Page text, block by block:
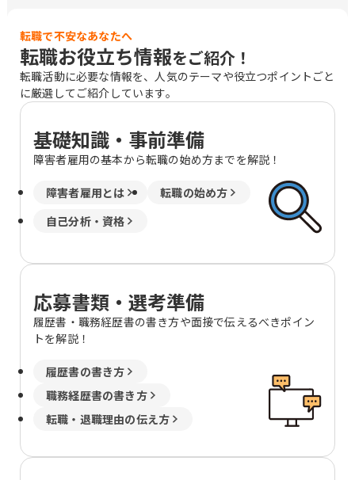
イビル2階 船橋市本町2-4-10 明治安田
生命船橋ビル2階 柏市末広町14-1 ＳＫ
柏ビル5階 成田市花崎町801 成田ＴＴビ
ル3階 北海道 旭川市三条通9丁目左1号
旭川三条緑橋ビル6階 苫小牧市表町2-1-
2-5 明治安田生命函館ビル1階 釧路市北
大通10-2-1 新釧路道銀ビル10階 青森 八
山形 山形市香澄町2-2-36 山形センター
山2階 いわき市平大町7-2 明治安田生命
海上日動ビルディング4階 新潟 新潟市中
央区東大通1-3-8明治安田生命新潟駅前
13-33 JR金沢駅西第三NKビル5階 福井
福井市大手2-7-15 明治安田生命福井ビ
田生命長野ビル4階 松本市大手3-4-5明
駿河区森下町1-35静岡ＭＹタワー5階 沼
転職で不安なあなたへ
転職お役立ち情報をご紹介！
転職活動に必要な情報を、人気のテーマや役立つポイントごと
に厳選してご紹介しています。
基礎知識・事前準備
障害者雇用の基本から転職の始め方までを解説！
障害者雇用とは
転職の始め方
自己分析・資格
応募書類・選考準備
履歴書・職務経歴書の書き方や面接で伝えるべきポイン
トを解説！
履歴書の書き方
職務経歴書の書き方
転職・退職理由の伝え方